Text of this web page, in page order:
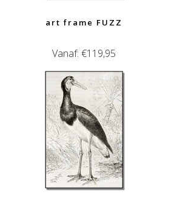
art frame FUZZ
Vanaf: €119,95